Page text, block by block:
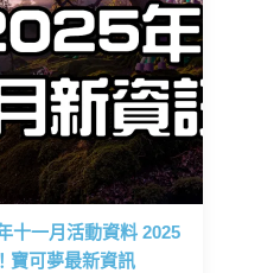
十一月活動資料 2025
寶可夢最新資訊